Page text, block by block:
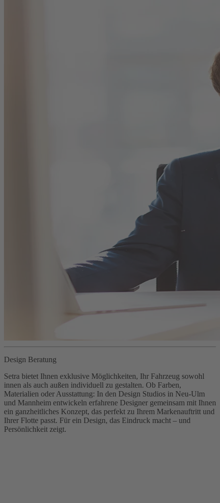
Design Beratung
Setra bietet Ihnen exklusive Möglichkeiten, Ihr Fahrzeug sowohl
innen als auch außen individuell zu gestalten. Ob Farben,
Materialien oder Ausstattung: In den Design Studios in Neu-Ulm
und Mannheim entwickeln erfahrene Designer gemeinsam mit Ihnen
ein ganzheitliches Konzept, das perfekt zu Ihrem Markenauftritt und
Ihrer Flotte passt. Für ein Design, das Eindruck macht – und
Persönlichkeit zeigt.